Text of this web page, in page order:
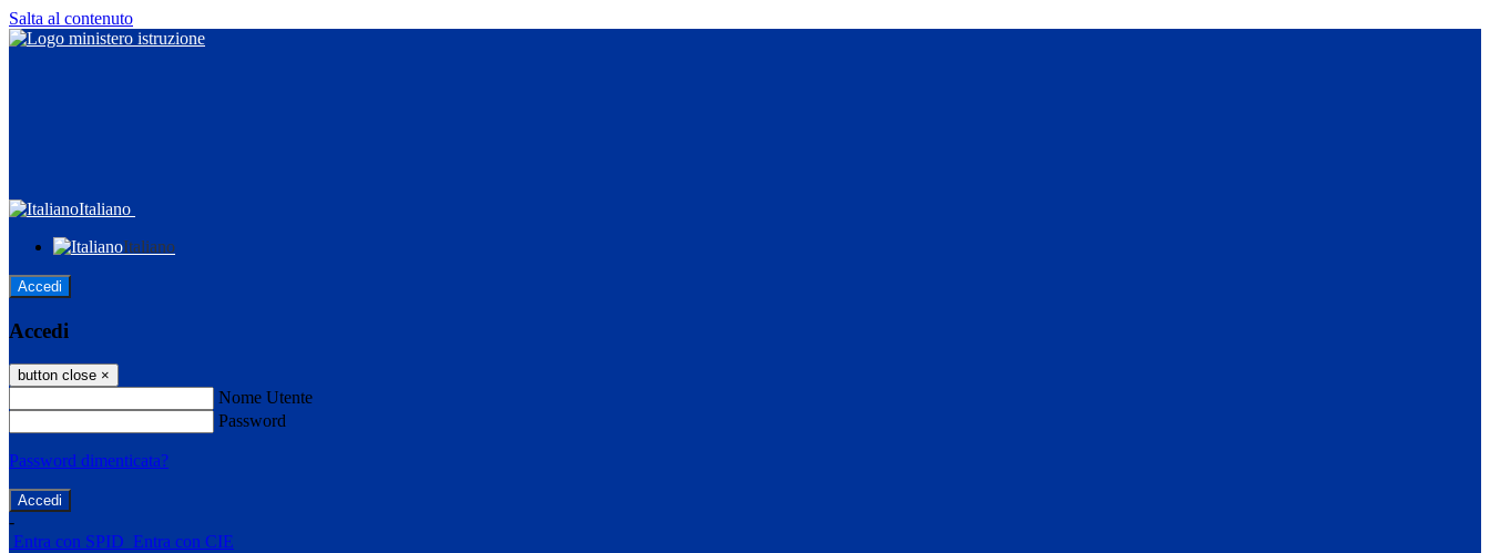
Salta al contenuto
Italiano
Italiano
Accedi
Accedi
button close ×
Nome Utente
Password
Password dimenticata?
-
Entra con SPID Entra con CIE